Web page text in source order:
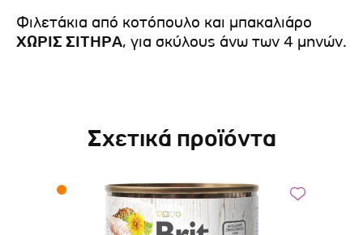
Φιλετάκια από κοτόπουλο και μπακαλιάρο
ΧΩΡΙΣ ΣΙΤΗΡΑ, για σκύλους άνω των 4 μηνών.
Σχετικά προϊόντα